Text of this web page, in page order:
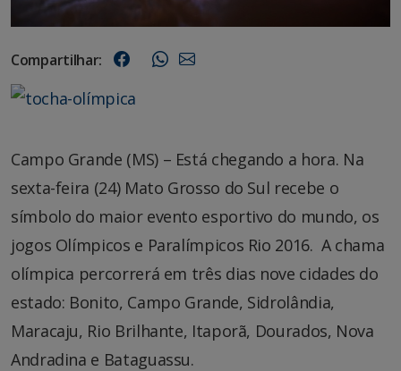
Compartilhar:
Campo Grande (MS) – Está chegando a hora. Na
sexta-feira (24) Mato Grosso do Sul recebe o
símbolo do maior evento esportivo do mundo, os
jogos Olímpicos e Paralímpicos Rio 2016. A chama
olímpica percorrerá em três dias nove cidades do
estado: Bonito, Campo Grande, Sidrolândia,
Maracaju, Rio Brilhante, Itaporã, Dourados, Nova
Andradina e Bataguassu.